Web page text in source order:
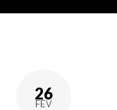
26
FEV